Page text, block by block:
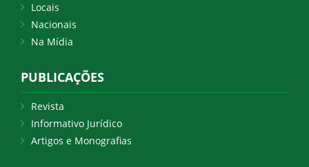
Locais
Nacionais
Na Mídia
PUBLICAÇÕES
Revista
Informativo Jurídico
Artigos e Monografias